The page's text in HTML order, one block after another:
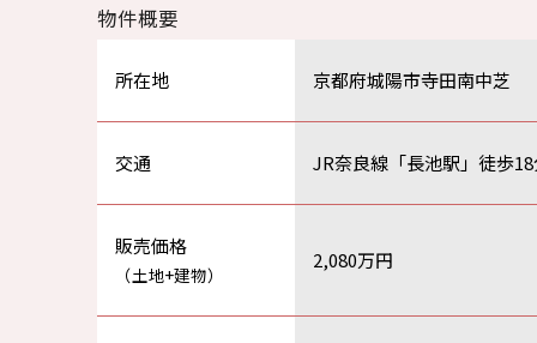
物件概要
所在地 京都府城陽市寺田南中芝
交通 JR奈良線「長池駅」徒歩
販売価格
（土地+建物）
2,080万円